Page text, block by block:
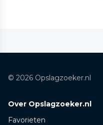
© 2026 Opslagzoeker.nl
Over Opslagzoeker.nl
Favorieten